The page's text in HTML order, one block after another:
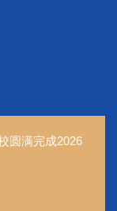
圆满完成2026